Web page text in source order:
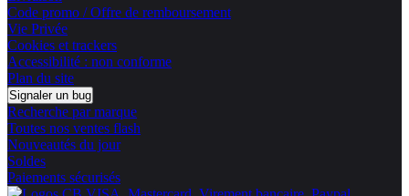
Code promo / Offre de remboursement
Vie Privée
Cookies et trackers
Accessibilité : non conforme
Plan du site
Signaler un bug
Recherche par marque
Toutes nos ventes flash
Nouveautés du jour
Soldes
Paiements sécurisés